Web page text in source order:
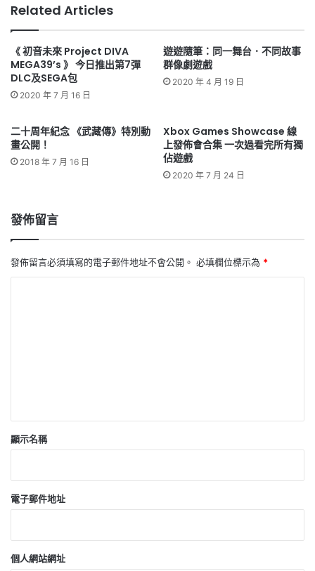
Related Articles
《 初音未來 Project DIVA
MEGA39’s 》 今日推出第7彈
DLC及SEGA包
2020 年 7 月 16 日
遊遊隨筆：同一舞台．不同故事
群像劇遊戲
2020 年 4 月 19 日
二十周年紀念 《武藏傳》特別動
畫公開！
2018 年 7 月 16 日
Xbox Games Showcase 線
上發佈會合集 一次過看完所有獨
佔遊戲
2020 年 7 月 24 日
發佈留言
發佈留言必須填寫的電子郵件地址不會公開。 必填欄位標示為 *
顯示名稱
電子郵件地址
個人網站網址